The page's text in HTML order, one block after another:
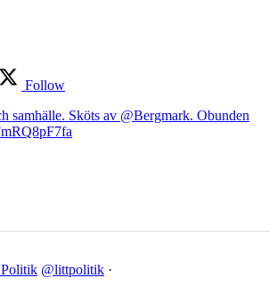
Follow
samhälle. Sköts av @Bergmark. Obunden
@littpolitik ·